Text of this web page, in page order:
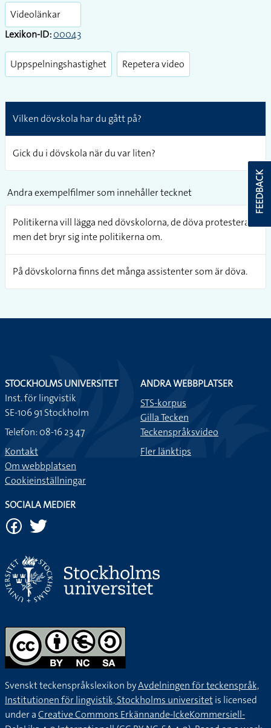
Videolänkar
Lexikon-ID:00043
Uppspelningshastighet Repetera video
Vilken dövskola har du gått på?
Gick du i dövskola när du var liten?
Andra exempelfilmer som innehåller tecknet
Politikerna vill lägga ned dövskolorna, de döva protesterar
men det bryr sig inte politikerna om.
På dövskolorna finns det många assistenter som är döva.
FEEDBACK
STOCKHOLMS UNIVERSITET
Inst. för lingvistik
SE-106 91 Stockholm
Telefon: 08-16 23 47
Kontakt
Om webbplatsen
Cookieinställningar
ANDRA WEBBPLATSER
STS-korpus
Gilla Tecken
Teckenspråksvideo
Fler länktips
SOCIALA MEDIER
Svenskt teckenspråkslexikon byAvdelningen för teckenspråk,
Institutionen för lingvistik, Stockholms universitetis licensed
under aCreative Commons Erkännande-IckeKommersiell-